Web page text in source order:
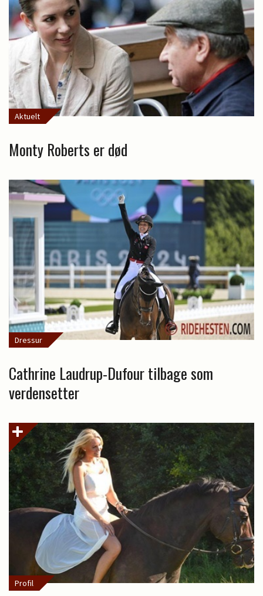
Aktuelt
Monty Roberts er død
Dressur
Cathrine Laudrup-Dufour tilbage som
verdensetter
Profil